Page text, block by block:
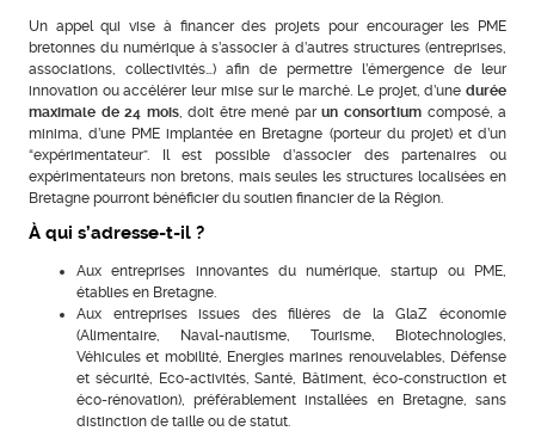
Un appel qui vise à financer des projets pour encourager les PME
bretonnes du numérique à s’associer à d’autres structures (entreprises,
associations, collectivités…) afin de permettre l’émergence de leur
innovation ou accélérer leur mise sur le marché. Le projet, d’unedurée
maximale de 24 mois, doit être mené parun consortiumcomposé, a
minima, d’une PME implantée en Bretagne (porteur du projet) et d’un
“expérimentateur”. Il est possible d’associer des partenaires ou
expérimentateurs non bretons, mais seules les structures localisées en
Bretagne pourront bénéficier du soutien financier de la Région.
À qui s’adresse-t-il ?
Aux entreprises innovantes du numérique, startup ou PME,
établies en Bretagne.
Aux entreprises issues des filières de la GlaZ économie
(Alimentaire, Naval-nautisme, Tourisme, Biotechnologies,
Véhicules et mobilité, Energies marines renouvelables, Défense
et sécurité, Eco-activités, Santé, Bâtiment, éco-construction et
éco-rénovation), préférablement installées en Bretagne, sans
distinction de taille ou de statut.